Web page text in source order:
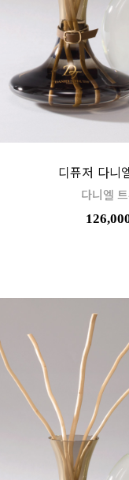
디퓨저 다니
다니엘